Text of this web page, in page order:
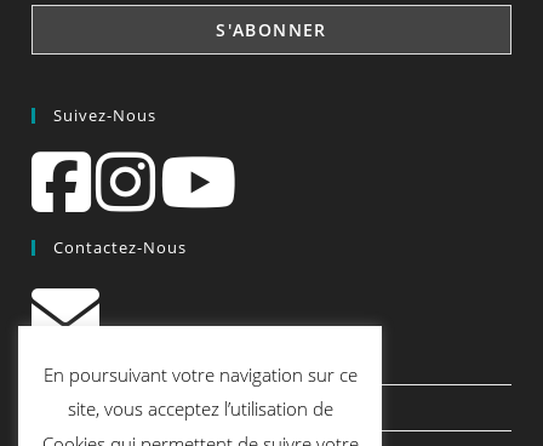
Suivez-Nous
Contactez-Nous
contact@quiscrap.fr
Les Fiches Techniques et les Tutos
En poursuivant votre navigation sur ce
site, vous acceptez l’utilisation de